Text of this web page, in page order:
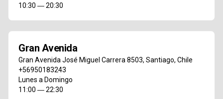
10:30 ― 20:30
Gran Avenida
Gran Avenida José Miguel Carrera 8503, Santiago, Chile
+56950183243
Lunes a Domingo
11:00 ― 22:30